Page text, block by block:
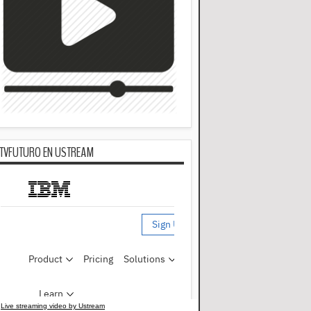
EN USTREAM
Live streaming video by Ustream